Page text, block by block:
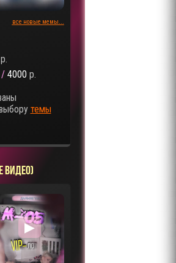
все новые мемы...
р.
/ 4000 р.
темы
ВИДЕО)
▶